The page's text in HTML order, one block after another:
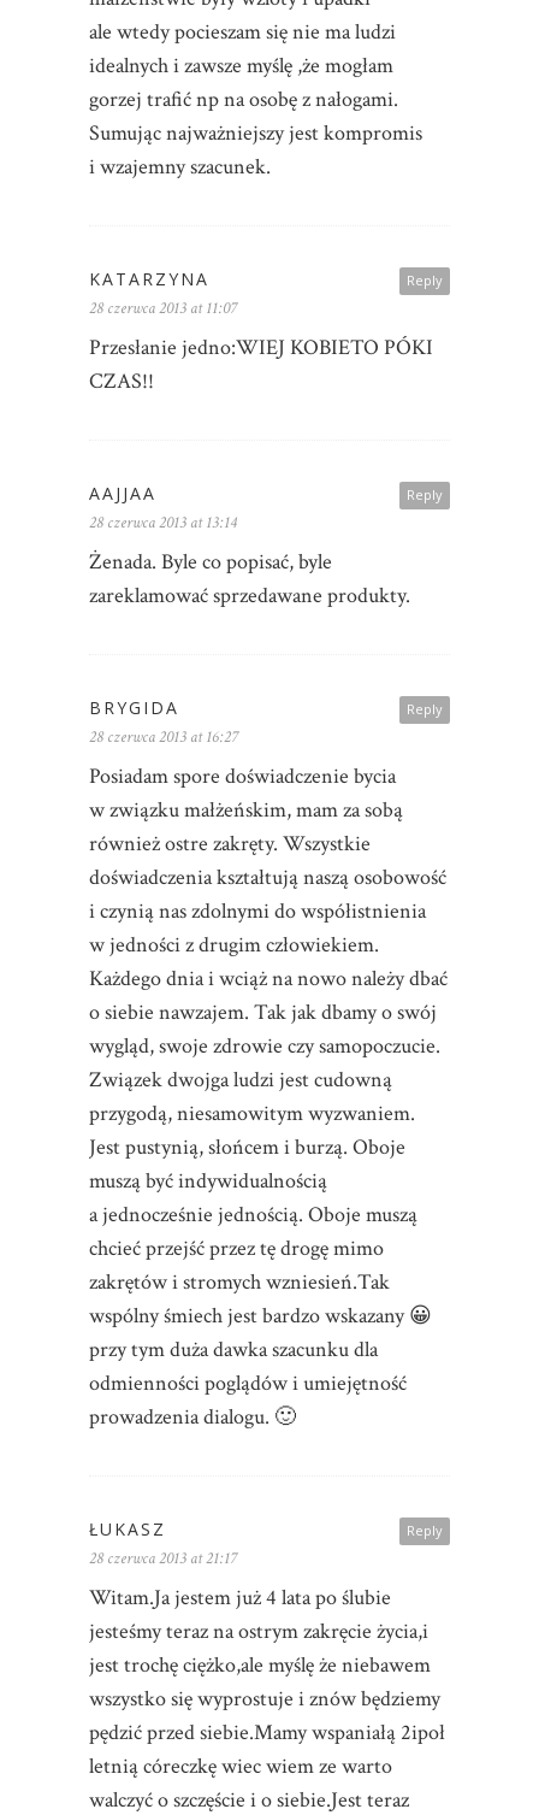
ale wtedy pocieszam się nie ma ludzi
idealnych i zawsze myślę ,że mogłam
gorzej trafić np na osobę z nałogami.
Sumując najważniejszy jest kompromis
i wzajemny szacunek.
Reply
KATARZYNA
28 czerwca 2013 at 11:07
Przesłanie jedno:WIEJ KOBIETO PÓKI
CZAS!!
Reply
AAJJAA
28 czerwca 2013 at 13:14
Żenada. Byle co popisać, byle
zareklamować sprzedawane produkty.
Reply
BRYGIDA
28 czerwca 2013 at 16:27
Posiadam spore doświadczenie bycia
w związku małżeńskim, mam za sobą
również ostre zakręty. Wszystkie
doświadczenia kształtują naszą osobowość
i czynią nas zdolnymi do współistnienia
w jedności z drugim człowiekiem.
Każdego dnia i wciąż na nowo należy dbać
o siebie nawzajem. Tak jak dbamy o swój
wygląd, swoje zdrowie czy samopoczucie.
Związek dwojga ludzi jest cudowną
przygodą, niesamowitym wyzwaniem.
Jest pustynią, słońcem i burzą. Oboje
muszą być indywidualnością
a jednocześnie jednością. Oboje muszą
chcieć przejść przez tę drogę mimo
zakrętów i stromych wzniesień.Tak
wspólny śmiech jest bardzo wskazany 😀
przy tym duża dawka szacunku dla
odmienności poglądów i umiejętność
prowadzenia dialogu. 🙂
Reply
ŁUKASZ
28 czerwca 2013 at 21:17
Witam.Ja jestem już 4 lata po ślubie
jesteśmy teraz na ostrym zakręcie życia,i
jest trochę ciężko,ale myślę że niebawem
wszystko się wyprostuje i znów będziemy
pędzić przed siebie.Mamy wspaniałą 2ipoł
letnią córeczkę wiec wiem ze warto
walczyć o szczęście i o siebie.Jest teraz